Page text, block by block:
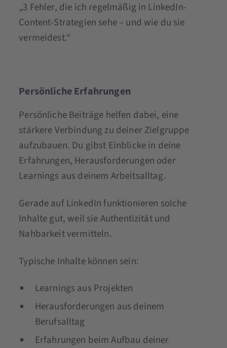
„3 Fehler, die ich regelmäßig in LinkedIn-
Content-Strategien sehe – und wie du sie
vermeidest.“
Persönliche Erfahrungen
Persönliche Beiträge helfen dabei, eine
stärkere Verbindung zu deiner Zielgruppe
aufzubauen. Du gibst Einblicke in deine
Erfahrungen, Herausforderungen oder
Learnings aus deinem Arbeitsalltag.
Gerade auf LinkedIn funktionieren solche
Inhalte gut, weil sie Authentizität und
Nahbarkeit vermitteln.
Typische Inhalte können sein:
Learnings aus Projekten
Herausforderungen aus deinem
Berufsalltag
Erfahrungen beim Aufbau deiner